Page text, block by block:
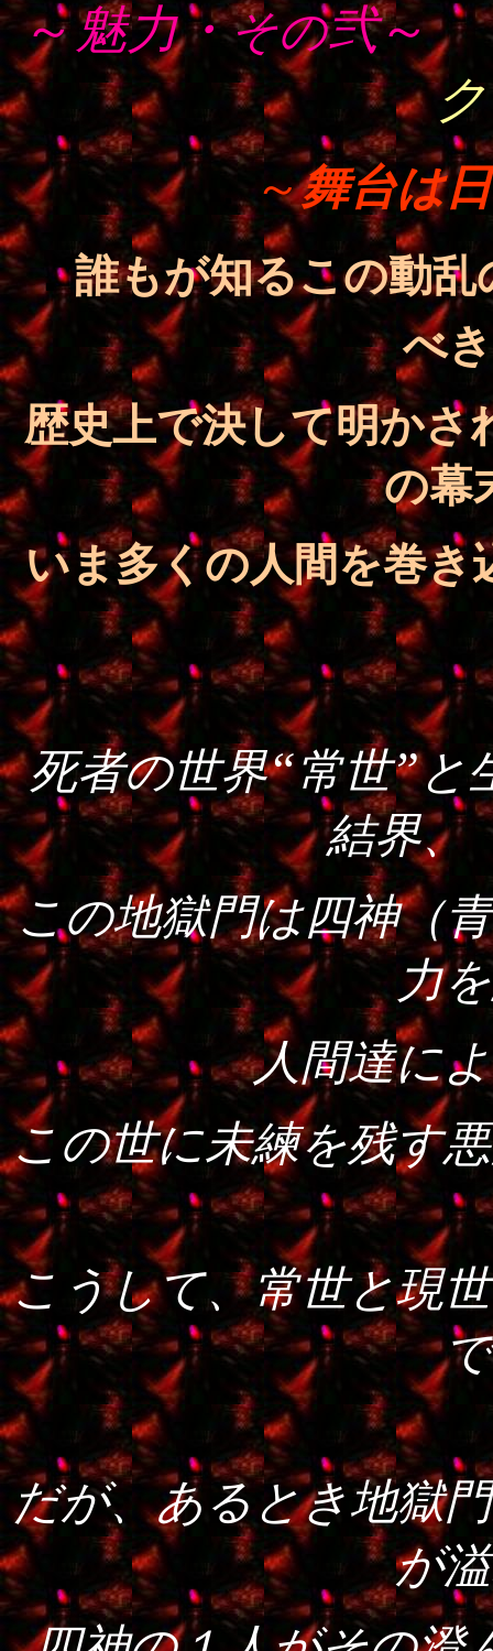
～魅力・その弐～
． ～舞台は
．誰もが知るこの動
べ
歴史上で決して明かさ
の幕
いま多くの人間を巻き
死者の世界“常世”と
結界、
この地獄門は四神（
力
人間達に
この世に未練を残す
こうして、常世と現
だが、あるとき地獄
が